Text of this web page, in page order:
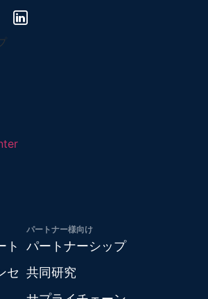
ト
セ
パートナー様向け
パートナーシップ
共同研究